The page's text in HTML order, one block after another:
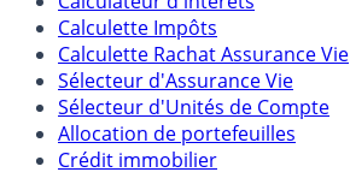
Calculateur d'intérêts
Calculette Impôts
Calculette Rachat Assurance Vie
Sélecteur d'Assurance Vie
Sélecteur d'Unités de Compte
Allocation de portefeuilles